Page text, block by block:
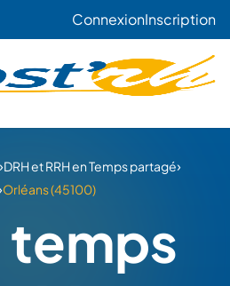
ConnexionInscription
›DRH et RRH en Temps partagé›
Orléans (45100)
temps